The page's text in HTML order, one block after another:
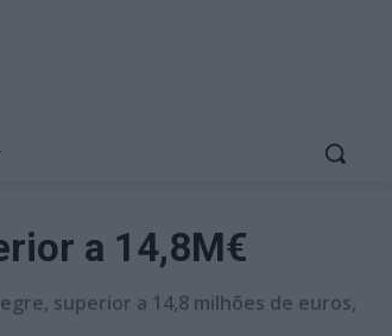
a 14,8M€
superior a 14,8 milhões de euros,